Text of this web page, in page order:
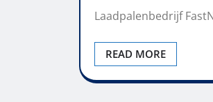
Laadpalenbedrijf
READ MORE